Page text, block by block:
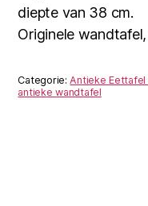
diepte van 38 cm.
Originele
Categorie:Antieke Eettafel
antieke wandtafel